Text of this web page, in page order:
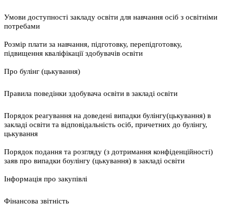
Умови доступності закладу освіти для навчання осіб з освітніми
потребами
Розмір плати за навчання, підготовку, перепідготовку,
підвищення кваліфікації здобувачів освіти
Про булінг (цькування)
Правила поведінки здобувача освіти в закладі освіти
Порядок реагування на доведені випадки булінгу(цькування) в
закладі освіти та відповідальність осіб, причетних до булінгу,
цькування
Порядок подання та розгляду (з дотримання конфіденційності)
заяв про випадки боулінгу (цькування) в закладі освіти
Інформація про закупівлі
Фінансова звітність